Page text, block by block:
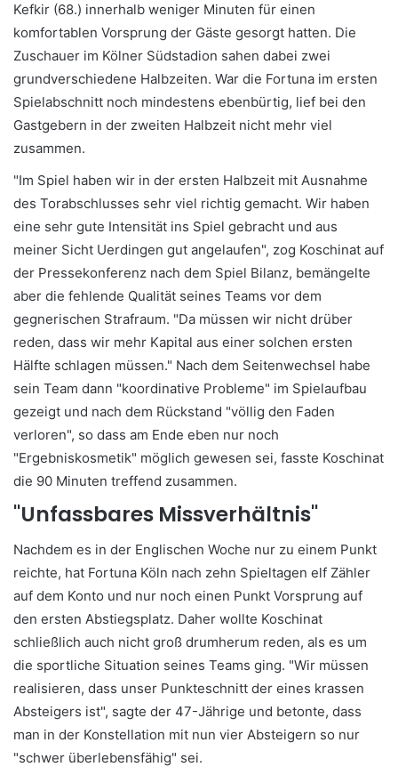
Kefkir (68.) innerhalb weniger Minuten für einen
komfortablen Vorsprung der Gäste gesorgt hatten. Die
Zuschauer im Kölner Südstadion sahen dabei zwei
grundverschiedene Halbzeiten. War die Fortuna im ersten
Spielabschnitt noch mindestens ebenbürtig, lief bei den
Gastgebern in der zweiten Halbzeit nicht mehr viel
zusammen.
"Im Spiel haben wir in der ersten Halbzeit mit Ausnahme
des Torabschlusses sehr viel richtig gemacht. Wir haben
eine sehr gute Intensität ins Spiel gebracht und aus
meiner Sicht Uerdingen gut angelaufen", zog Koschinat auf
der Pressekonferenz nach dem Spiel Bilanz, bemängelte
aber die fehlende Qualität seines Teams vor dem
gegnerischen Strafraum. "Da müssen wir nicht drüber
reden, dass wir mehr Kapital aus einer solchen ersten
Hälfte schlagen müssen." Nach dem Seitenwechsel habe
sein Team dann "koordinative Probleme" im Spielaufbau
gezeigt und nach dem Rückstand "völlig den Faden
verloren", so dass am Ende eben nur noch
"Ergebniskosmetik" möglich gewesen sei, fasste Koschinat
die 90 Minuten treffend zusammen.
"Unfassbares Missverhältnis"
Nachdem es in der Englischen Woche nur zu einem Punkt
reichte, hat Fortuna Köln nach zehn Spieltagen elf Zähler
auf dem Konto und nur noch einen Punkt Vorsprung auf
den ersten Abstiegsplatz. Daher wollte Koschinat
schließlich auch nicht groß drumherum reden, als es um
die sportliche Situation seines Teams ging. "Wir müssen
realisieren, dass unser Punkteschnitt der eines krassen
Absteigers ist", sagte der 47-Jährige und betonte, dass
man in der Konstellation mit nun vier Absteigern so nur
"schwer überlebensfähig" sei.